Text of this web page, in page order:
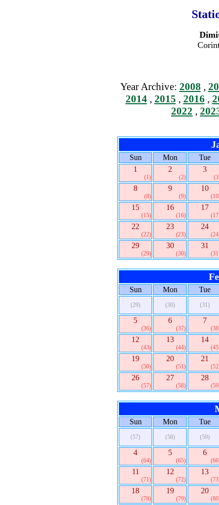
Year Archive: 2008 ,
2014, 2015 , 2016 ,
2022 ,
Sun Mon
Tue
1
(1)
2
(2)
3
8
(8)
9
(9)
10
15
(15)
16
(16)
17
22
(22)
23
(23)
24
29
(29)
30
(30)
31
Sun Mon Tue
(29) (30) (31)
5
(36)
6
(37)
7
12
(43)
13
(44)
14
19
(50)
20
(51)
21
26
(57)
27
(58)
28
Sun Mon Tue
(57) (58) (59)
4
(64)
5
(65)
6
11
(71)
12
(72)
13
18
(78)
19
(79)
20